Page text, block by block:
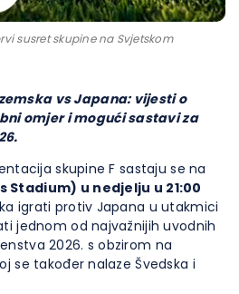
susret skupine na Svjetskom
vs Japana: vijesti o
omjer i mogući sastavi za
skupine F sastaju se na
Stadium) u nedjelju u 21:00
igrati protiv Japana u utakmici
jednom od najvažnijih uvodnih
2026. s obzirom na
se također nalaze Švedska i